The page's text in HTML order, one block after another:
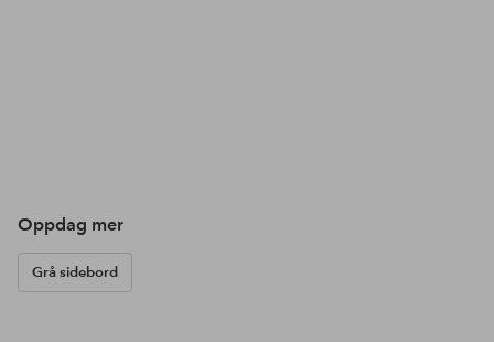
Oppdag mer
Grå sidebord